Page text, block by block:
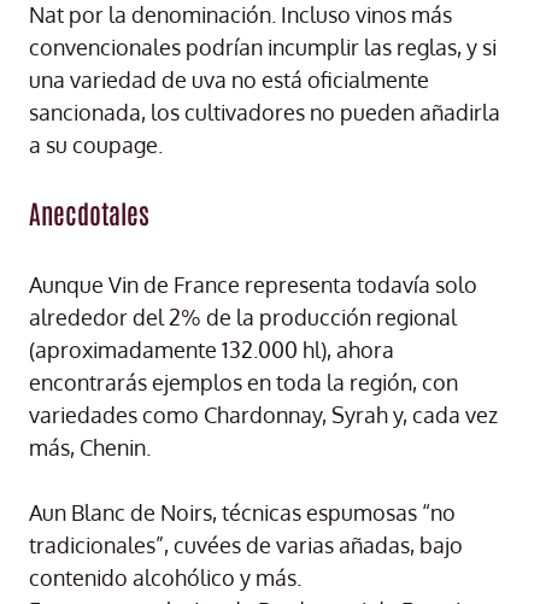
Nat por la denominación. Incluso vinos más
convencionales podrían incumplir las reglas, y si
una variedad de uva no está oficialmente
sancionada, los cultivadores no pueden añadirla
a su coupage.
Anecdotales
Aunque Vin de France representa todavía solo
alrededor del 2% de la producción regional
(aproximadamente 132.000 hl), ahora
encontrarás ejemplos en toda la región, con
variedades como Chardonnay, Syrah y, cada vez
más, Chenin.
Aun Blanc de Noirs, técnicas espumosas “no
tradicionales”, cuvées de varias añadas, bajo
contenido alcohólico y más.